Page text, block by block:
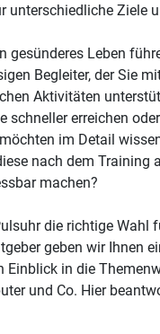
unterschiedliche Ziele
gesünderes Leben
Begleiter, der Sie
Aktivitäten
schneller erreichen
im Detail
nach dem Training
machen?
die richtige Wahl
geben wir Ihnen
Einblick in die
und Co. Hier